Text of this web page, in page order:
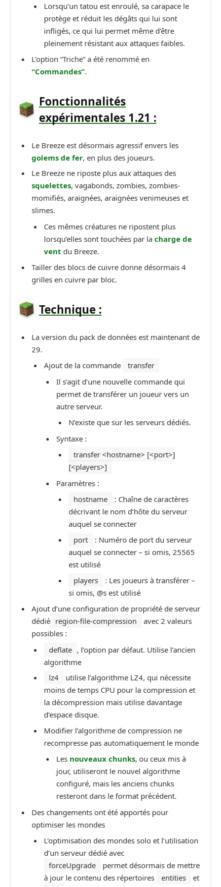
Lorsqu’un tatou est enroulé, sa carapace le
protège et réduit les dégâts qui lui sont
infligés, ce qui lui permet même d’être
pleinement résistant aux attaques faibles.
L’option “Triche” a été renommé en
“Commandes”.
Fonctionnalités
expérimentales 1.21 :
Le Breeze est désormais agressif envers les
golems de fer, en plus des joueurs.
Le Breeze ne riposte plus aux attaques des
squelettes, vagabonds, zombies, zombies-
momifiés, araignées, araignées venimeuses et
slimes.
Ces mêmes créatures ne ripostent plus
lorsqu’elles sont touchées par la charge de
vent du Breeze.
Tailler des blocs de cuivre donne désormais 4
grilles en cuivre par bloc.
Technique :
La version du pack de données est maintenant de
29.
Ajout de la commande
transfer
Il s’agit d’une nouvelle commande qui
permet de transférer un joueur vers un
autre serveur.
N’existe que sur les serveurs dédiés.
Syntaxe :
transfer <hostname> [<port>]
[<players>]
Paramètres :
hostname
: Chaîne de caractères
décrivant le nom d’hôte du serveur
auquel se connecter
port
: Numéro de port du serveur
auquel se connecter – si omis, 25565
est utilisé
players
: Les joueurs à transférer –
si omis, @s est utilisé
Ajout d’une configuration de propriété de serveur
dédié region-file-compression
avec 2 valeurs
possibles :
deflate , l’option par défaut. Utilise l’ancien
algorithme
lz4
utilise l’algorithme LZ4, qui nécessite
moins de temps CPU pour la compression et
la décompression mais utilise davantage
d’espace disque.
Modifier l’algorithme de compression ne
recompresse pas automatiquement le monde
Les nouveaux chunks, ou ceux mis à
jour, utiliseront le nouvel algorithme
configuré, mais les anciens chunks
resteront dans le format précédent.
Des changements ont été apportés pour
optimiser les mondes
L’optimisation des mondes solo et l’utilisation
d’un serveur dédié avec
forceUpgrade
permet désormais de mettre
à jour le contenu des répertoires
entities
et